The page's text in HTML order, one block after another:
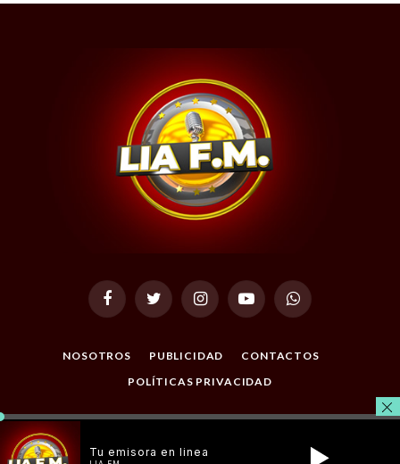
FacebookTwitter InstagramYouTubeWhatsApp
NOSOTROS PUBLICIDAD
CONTACTOS
POLÍTICAS PRIVACIDAD
© 2026 Todos los Derechos Reservados. Desarrollado por
Masterclic.Net
Tu emisora en linea